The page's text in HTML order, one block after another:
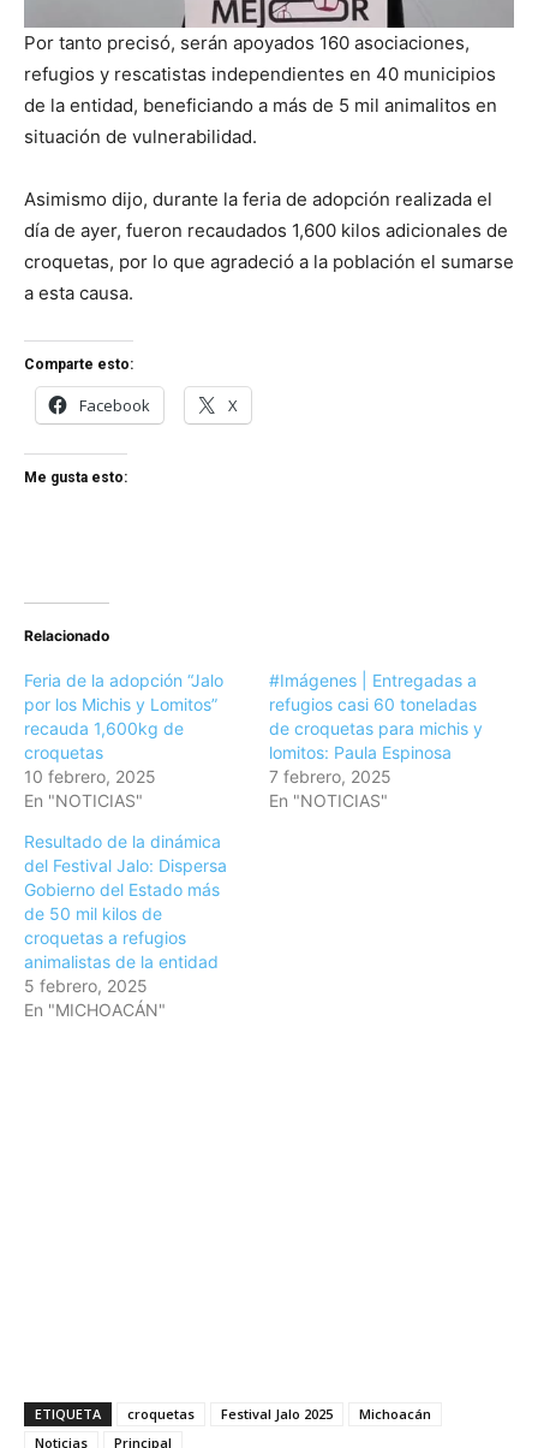
Por tanto precisó, serán apoyados 160 asociaciones,
refugios y rescatistas independientes en 40 municipios
de la entidad, beneficiando a más de 5 mil animalitos en
situación de vulnerabilidad.
Asimismo dijo, durante la feria de adopción realizada el
día de ayer, fueron recaudados 1,600 kilos adicionales de
croquetas, por lo que agradeció a la población el sumarse
a esta causa.
Comparte esto:
Facebook X
Me gusta esto:
Relacionado
Feria de la adopción “Jalo
por los Michis y Lomitos”
recauda 1,600kg de
croquetas
10 febrero, 2025
En "NOTICIAS"
#Imágenes | Entregadas a
refugios casi 60 toneladas
de croquetas para michis y
lomitos: Paula Espinosa
7 febrero, 2025
En "NOTICIAS"
Resultado de la dinámica
del Festival Jalo: Dispersa
Gobierno del Estado más
de 50 mil kilos de
croquetas a refugios
animalistas de la entidad
5 febrero, 2025
En "MICHOACÁN"
ETIQUETA croquetas Festival Jalo 2025
Michoacán
Noticias
Principal